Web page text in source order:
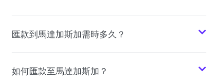
匯款到馬達加斯加需時多久？
如何匯款至馬達加斯加？